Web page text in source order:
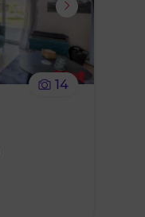
le
14